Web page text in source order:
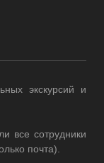
экскурсий и
все сотрудники
почта).